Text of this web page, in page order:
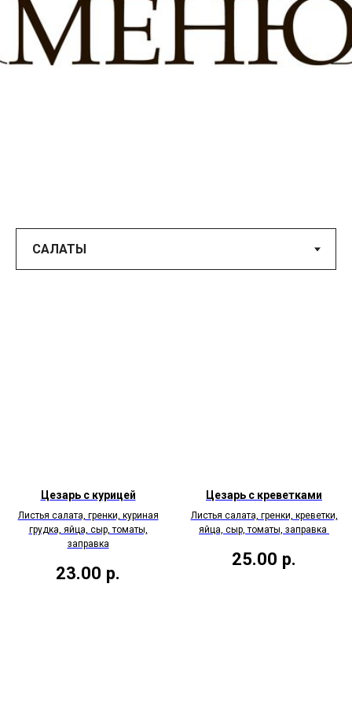
Цезарь с курицей
Листья салата, гренки, куриная
грудка, яйца, сыр, томаты,
заправка
23.00 р.
Цезарь с креветками
Листья салата, гренки, креветки,
яйца, сыр, томаты, заправка
25.00 р.